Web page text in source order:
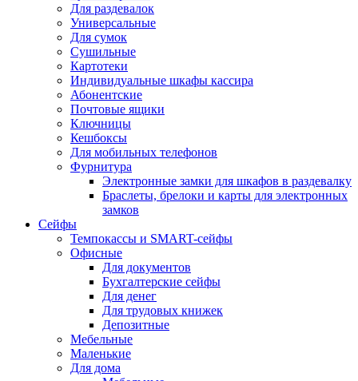
Для раздевалок
Универсальные
Для сумок
Сушильные
Картотеки
Индивидуальные шкафы кассира
Абонентские
Почтовые ящики
Ключницы
Кешбоксы
Для мобильных телефонов
Фурнитура
Электронные замки для шкафов в раздевалку
Браслеты, брелоки и карты для электронных
замков
Сейфы
Темпокассы и SMART-сейфы
Офисные
Для документов
Бухгалтерские сейфы
Для денег
Для трудовых книжек
Депозитные
Мебельные
Маленькие
Для дома